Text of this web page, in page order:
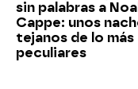
sin palabras a
Cappe: unos
tejanos de lo más
peculiares